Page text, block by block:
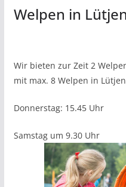
Welpen in
Wir bieten zur Zeit 2
mit max. 8 Welpen in
Donnerstag: 15.45 Uhr
Samstag um 9.30 Uhr